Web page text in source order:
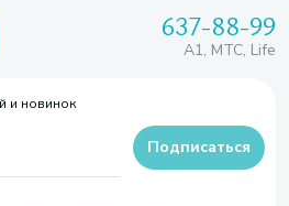
637-88-99
A1, МТС, Life
и новинок
Подписаться